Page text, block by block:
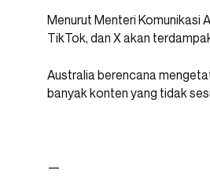
Menurut Menteri Komunikasi
TikTok, dan X akan
Australia berencana
banyak konten yang tidak
—